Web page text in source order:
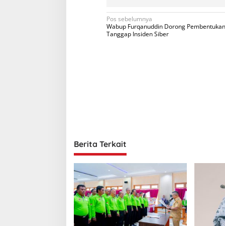
N
a
o
s
Pos sebelumnya
Wabup Furqanuddin Dorong
Tanggap Insiden Siber
Berita Terkait